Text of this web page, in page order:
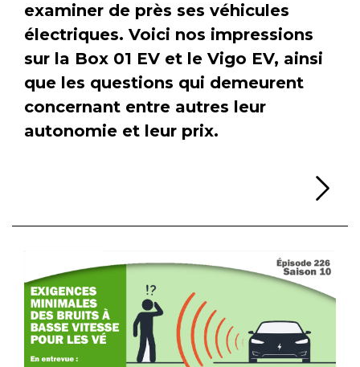
examiner de près ses véhicules
électriques. Voici nos impressions
sur la Box 01 EV et le Vigo EV, ainsi
que les questions qui demeurent
concernant entre autres leur
autonomie et leur prix.